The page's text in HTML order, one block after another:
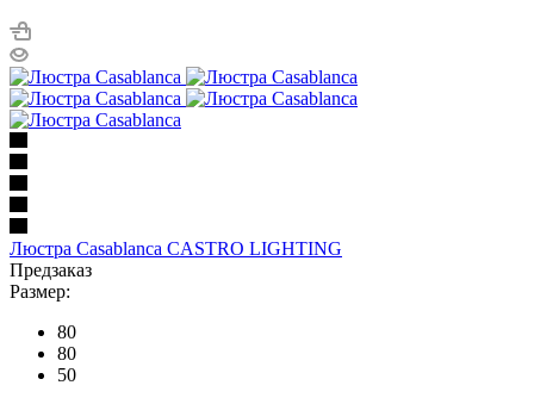
Люстра Casablanca CASTRO LIGHTING
Размер:
80